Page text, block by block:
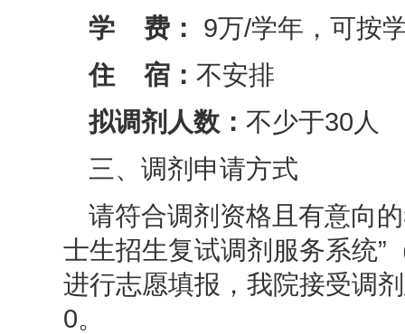
学 费：
9万/学年，可按
住 宿： 不安排
拟调剂人数： 不少于30人
三、调剂申请方式
请符合调剂资格且有意向
士生招生复试调剂服务系统”
进行志愿填报，我院接受调
0。